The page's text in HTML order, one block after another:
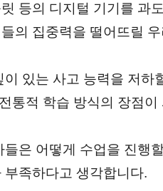
등의 디지털 기기를 과
의 집중력을 떨어뜨릴
있는 사고 능력을 저하
통적 학습 방식의 장점이
은 어떻게 수업을 진행
족하다고 생각합니다.